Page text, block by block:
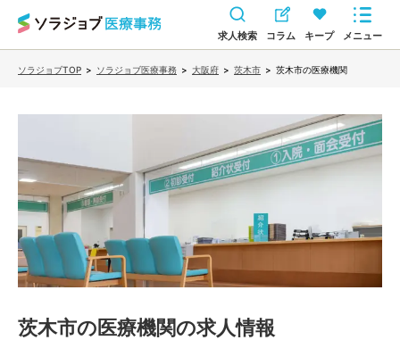
求人検索 コラム キープ メニュー
ソラジョブTOP > ソラジョブ医療事務 > 大阪府 > 茨木市 > 茨木市の医療機関
茨木市の医療機関の求人情報